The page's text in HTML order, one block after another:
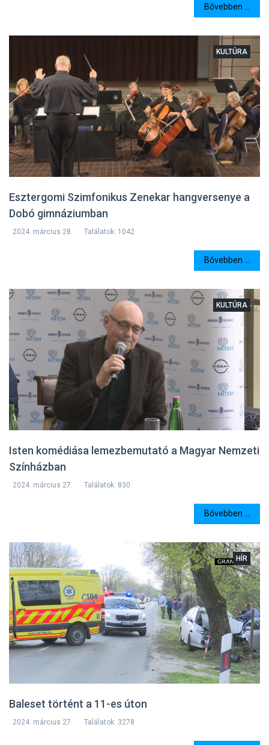
Bővebben ...
Esztergomi Szimfonikus Zenekar hangversenye a
Dobó gimnáziumban
KULTÚRA
2024. március 28. Találatok: 1042
Bővebben ...
Isten komédiása lemezbemutató a Magyar Nemzeti
Színházban
KULTÚRA
2024. március 27. Találatok: 830
Bővebben ...
Baleset történt a 11-es úton
HÍR
2024. március 27. Találatok: 3278